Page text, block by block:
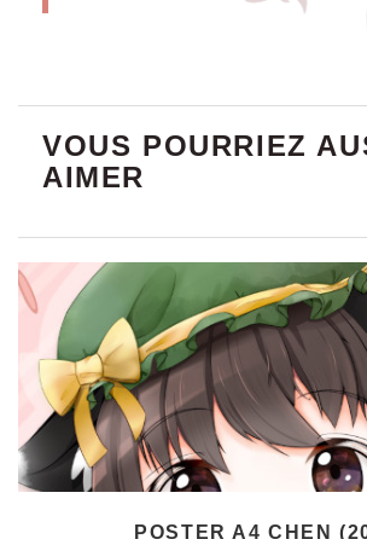
VOUS POURRIEZ
AIMER
POSTER A4 CHEN